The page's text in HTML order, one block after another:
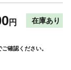
円 在庫あり
ご確認ください。